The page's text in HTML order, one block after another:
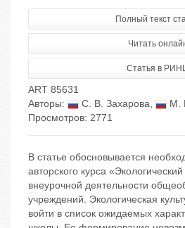
Полный текст
Читать
Статья в
ART 85631
Авторы:
С. В. Захарова,
М.
Просмотров: 2771
В статье обосновывается
авторского курса
внеурочной деятельности
учреждений. Экологическая
войти в список ожидаемых